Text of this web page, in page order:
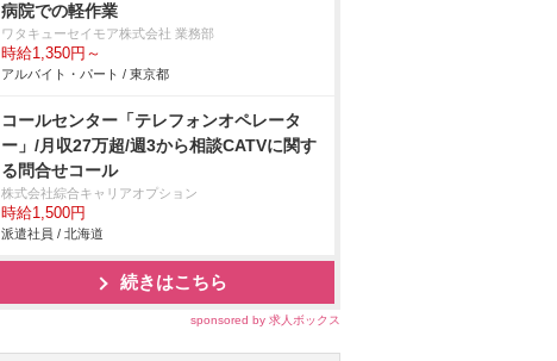
病院での軽作業
ワタキューセイモア株式会社 業務部
時給1,350円～
アルバイト・パート / 東京都
コールセンター「テレフォンオペレータ
ー」/月収27万超/週3から相談CATVに関す
る問合せコール
株式会社綜合キャリアオプション
時給1,500円
派遣社員 / 北海道
続きはこちら
sponsored by 求人ボックス